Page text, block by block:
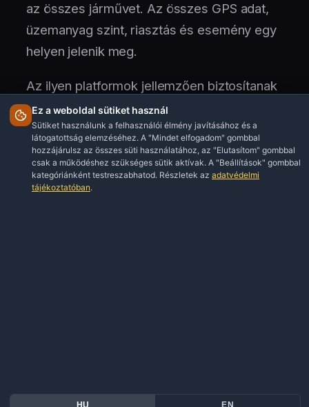
az összes járművet. Az összes GPS adat,
üzemanyag szint, riasztás és esemény egy
helyen jelenik meg.
Az ilyen platformok jellemzően biztosítanak
szűrési és rangsorolási lehetőségeket, így
a menedzser azonnal látja a
legproblémásabb járműveket vagy
chauffőröket. A magas szintű pénzügyi
adatok (összesített üzemanyag költségek,